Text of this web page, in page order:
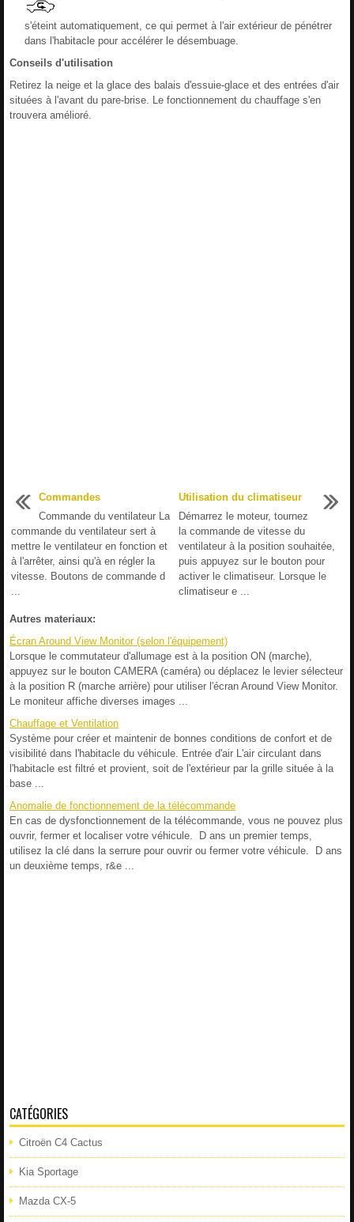
s'éteint automatiquement, ce qui permet à l'air extérieur de pénétrer
dans l'habitacle pour accélérer le désembuage.
Conseils d'utilisation
Retirez la neige et la glace des balais d'essuie-glace et des entrées d'air
situées à l'avant du pare-brise. Le fonctionnement du chauffage s'en
trouvera amélioré.
Commandes
Commande du ventilateur La
commande du ventilateur sert à
mettre le ventilateur en fonction et
à l'arrêter, ainsi qu'à en régler la
vitesse. Boutons de commande d
Utilisation du climatiseur
Démarrez le moteur, tournez
la commande de vitesse du
ventilateur à la position souhaitée,
puis appuyez sur le bouton pour
activer le climatiseur. Lorsque le
climatiseur e ...
Autres materiaux:
Écran Around View Monitor (selon l'équipement)
Lorsque le commutateur d'allumage est à la position ON (marche),
appuyez sur le bouton CAMERA (caméra) ou déplacez le levier sélecteur
à la position R (marche arrière) pour utiliser l'écran Around View Monitor.
Le moniteur affiche diverses images ...
Chauffage et Ventilation
Système pour créer et maintenir de bonnes conditions de confort et de
visibilité dans l'habitacle du véhicule. Entrée d'air L'air circulant dans
l'habitacle est filtré et provient, soit de l'extérieur par la grille située à la
base ...
Anomalie de fonctionnement de la télécommande
En cas de dysfonctionnement de la télécommande, vous ne pouvez plus
ouvrir, fermer et localiser votre véhicule. D ans un premier temps,
utilisez la clé dans la serrure pour ouvrir ou fermer votre véhicule. D ans
un deuxième temps, r&e ...
CATÉGORIES
Citroën C4 Cactus
Kia Sportage
Mazda CX-5